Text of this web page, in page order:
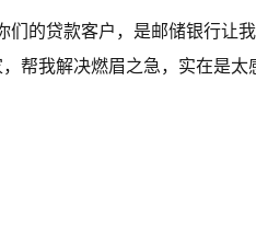
们的贷款客户，是邮储银行让
帮我解决燃眉之急，实在是太